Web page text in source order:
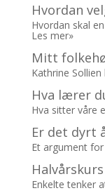
Hvordan
Hvordan skal
Les mer»
Mitt
Kathrine
Hva lærer
Hva sitter våre
Er det dyrt
Et argument
Enkelte tenker